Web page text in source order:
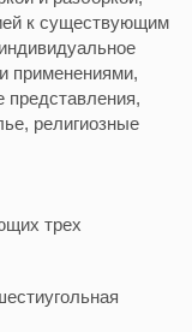
к существующим
применениями,
религиозные
трех